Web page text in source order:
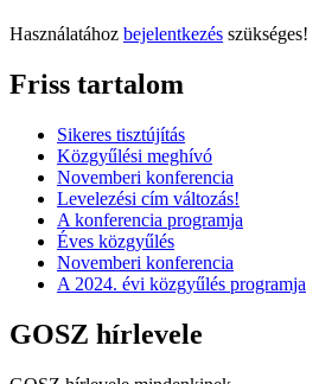
Használatához bejelentkezés szükséges!
Friss tartalom
Sikeres tisztújítás
Közgyűlési meghívó
Novemberi konferencia
Levelezési cím változás!
A konferencia programja
Éves közgyűlés
Novemberi konferencia
A 2024. évi közgyűlés programja
GOSZ hírlevele